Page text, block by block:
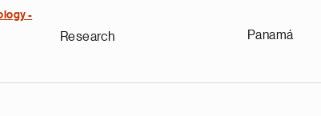
-
Research Panamá